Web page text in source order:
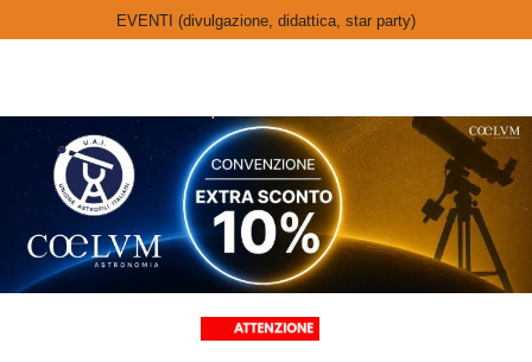
EVENTI (divulgazione, didattica, star party)